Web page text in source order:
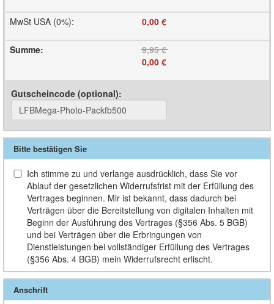
MwSt USA (0%): 0,00 €
Summe:
9,95 €
0,00 €
Gutscheincode (optional):
Bitte bestätigen Sie
Ich stimme zu und verlange ausdrücklich, dass Sie vor
Ablauf der gesetzlichen Widerrufsfrist mit der Erfüllung des
Vertrages beginnen. Mir ist bekannt, dass dadurch bei
Verträgen über die Bereitstellung von digitalen Inhalten mit
Beginn der Ausführung des Vertrages (§356 Abs. 5 BGB)
und bei Verträgen über die Erbringungen von
Dienstleistungen bei vollständiger Erfüllung des Vertrages
(§356 Abs. 4 BGB) mein Widerrufsrecht erlischt.
Anschrift